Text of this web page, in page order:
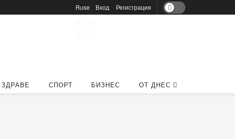
Ruse
Вход Регистрация
ЗДРАВЕ СПОРТ БИЗНЕС ОТ ДНЕС